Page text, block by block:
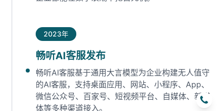
2023年
畅听AI客服发布
畅听AI客服基于通用大言模型为企业构建无人值守
的AI客服，支持桌面应用、网站、小程序、App、
微信公众号、百家号、短视频平台、自媒体、新媒
体等多种渠道接入。